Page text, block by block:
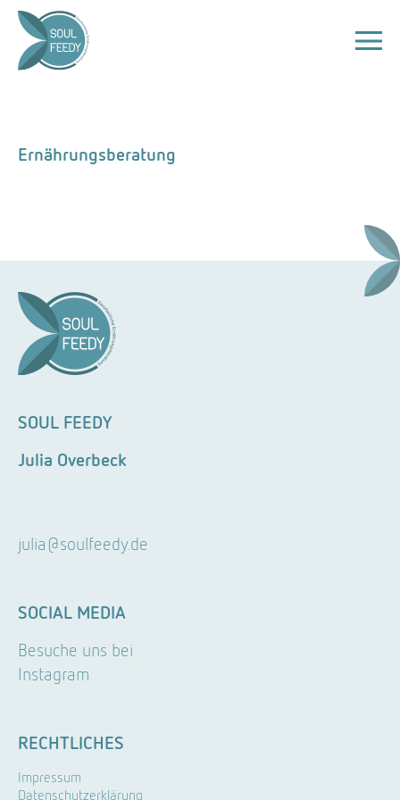
Ernährungsberatung
SOUL FEEDY
Julia Overbeck
julia@soulfeedy.de
SOCIAL MEDIA
Besuche uns bei
Instagram
RECHTLICHES
Impressum
Datenschutzerklärung